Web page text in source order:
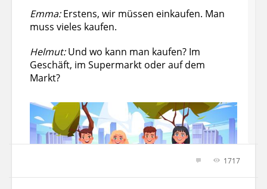
Emma:Erstens, wir müssen einkaufen. Man
muss vieles kaufen.
Helmut:Und wo kann man kaufen? Im
Geschäft, im Supermarkt oder auf dem
Markt?
1717